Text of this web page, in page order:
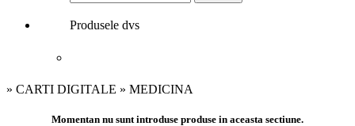
Produsele dvs
» CARTI DIGITALE » MEDICINA
Momentan nu sunt introduse produse in aceasta sectiune.